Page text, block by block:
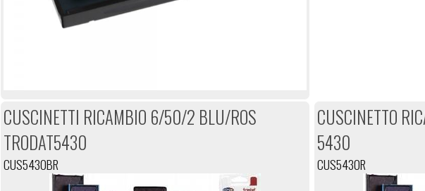
CUSCINETTI RICAMBIO 6/50/2 BLU/ROS
TRODAT5430
CUS5430BR
CUSCINETTO
5430
CUS5430R